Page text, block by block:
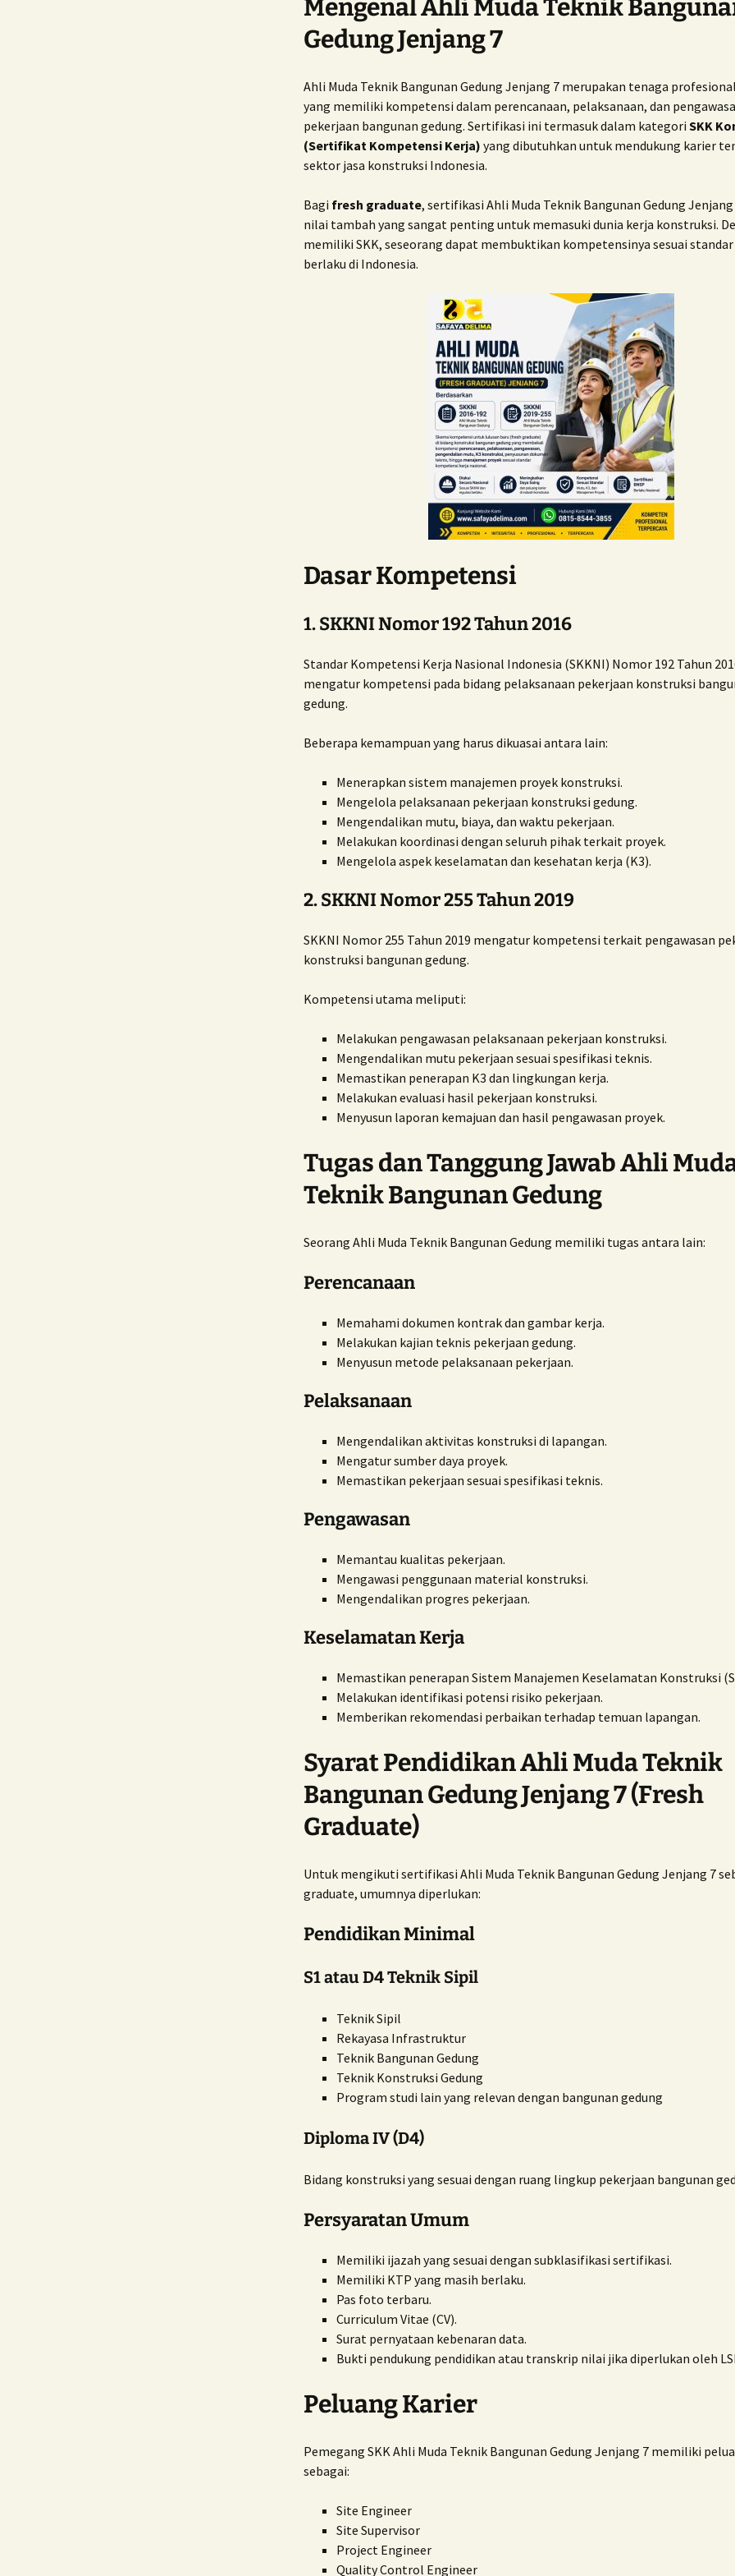
ISO TS 16949
ISO 37001:2016
Mengenal Ahli Muda Teknik
Gedung Jenjang 7
Ahli Muda Teknik Bangunan Gedung Jenjang 7 merupakan tenaga
yang memiliki kompetensi dalam perencanaan, pelaksanaan, dan
pekerjaan bangunan gedung. Sertifikasi ini termasuk dalam kategori SKK
(Sertifikat Kompetensi Kerja) yang dibutuhkan untuk mendukung karier
sektor jasa konstruksi Indonesia.
Bagi fresh graduate, sertifikasi Ahli Muda Teknik Bangunan Gedung
nilai tambah yang sangat penting untuk memasuki dunia kerja konstruksi.
memiliki SKK, seseorang dapat membuktikan kompetensinya sesuai
berlaku di Indonesia.
Dasar Kompetensi
1. SKKNI Nomor 192 Tahun 2016
Standar Kompetensi Kerja Nasional Indonesia (SKKNI) Nomor 192 Tahun
mengatur kompetensi pada bidang pelaksanaan pekerjaan konstruksi
gedung.
Beberapa kemampuan yang harus dikuasai antara lain:
Menerapkan sistem manajemen proyek konstruksi.
Mengelola pelaksanaan pekerjaan konstruksi gedung.
Mengendalikan mutu, biaya, dan waktu pekerjaan.
Melakukan koordinasi dengan seluruh pihak terkait proyek.
Mengelola aspek keselamatan dan kesehatan kerja (K3).
2. SKKNI Nomor 255 Tahun 2019
SKKNI Nomor 255 Tahun 2019 mengatur kompetensi terkait pengawasan
konstruksi bangunan gedung.
Kompetensi utama meliputi:
Melakukan pengawasan pelaksanaan pekerjaan konstruksi.
Mengendalikan mutu pekerjaan sesuai spesifikasi teknis.
Memastikan penerapan K3 dan lingkungan kerja.
Melakukan evaluasi hasil pekerjaan konstruksi.
Menyusun laporan kemajuan dan hasil pengawasan proyek.
Tugas dan Tanggung Jawab Ahli
Teknik Bangunan Gedung
Seorang Ahli Muda Teknik Bangunan Gedung memiliki tugas antara lain:
Perencanaan
Memahami dokumen kontrak dan gambar kerja.
Melakukan kajian teknis pekerjaan gedung.
Menyusun metode pelaksanaan pekerjaan.
Pelaksanaan
Mengendalikan aktivitas konstruksi di lapangan.
Mengatur sumber daya proyek.
Memastikan pekerjaan sesuai spesifikasi teknis.
Pengawasan
Memantau kualitas pekerjaan.
Mengawasi penggunaan material konstruksi.
Mengendalikan progres pekerjaan.
Keselamatan Kerja
Memastikan penerapan Sistem Manajemen Keselamatan Konstruksi
Melakukan identifikasi potensi risiko pekerjaan.
Memberikan rekomendasi perbaikan terhadap temuan lapangan.
Syarat Pendidikan Ahli Muda Teknik
Bangunan Gedung Jenjang 7 (Fresh
Graduate)
Untuk mengikuti sertifikasi Ahli Muda Teknik Bangunan Gedung Jenjang 7
graduate, umumnya diperlukan:
Pendidikan Minimal
S1 atau D4 Teknik Sipil
Teknik Sipil
Rekayasa Infrastruktur
Teknik Bangunan Gedung
Teknik Konstruksi Gedung
Program studi lain yang relevan dengan bangunan gedung
Diploma IV (D4)
Bidang konstruksi yang sesuai dengan ruang lingkup pekerjaan bangunan
Persyaratan Umum
Memiliki ijazah yang sesuai dengan subklasifikasi sertifikasi.
Memiliki KTP yang masih berlaku.
Pas foto terbaru.
Curriculum Vitae (CV).
Surat pernyataan kebenaran data.
Bukti pendukung pendidikan atau transkrip nilai jika diperlukan oleh
Peluang Karier
Pemegang SKK Ahli Muda Teknik Bangunan Gedung Jenjang 7 memiliki
sebagai:
Site Engineer
Site Supervisor
Project Engineer
Quality Control Engineer